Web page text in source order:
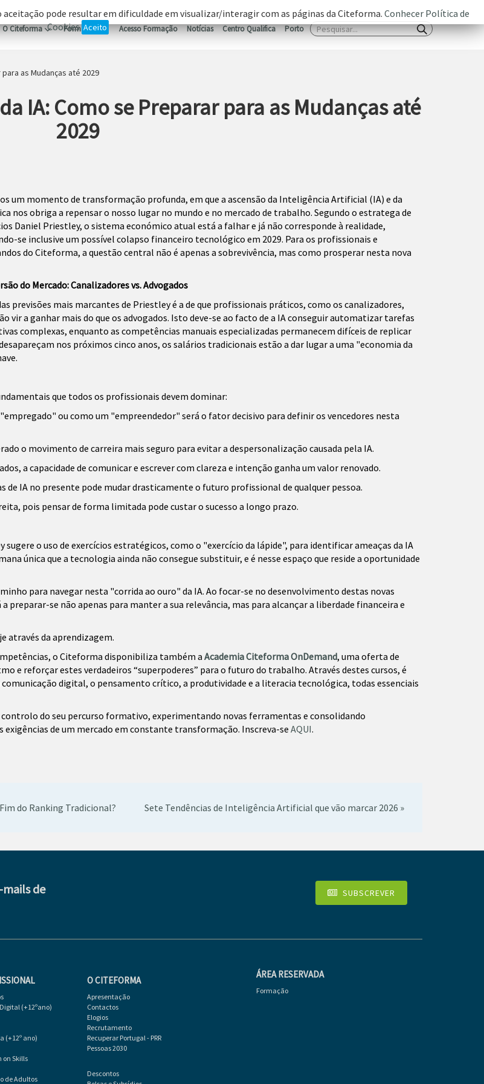
O Citeforma Formação Acesso Formação Notícias Centro Qualifica Porto
as Mudanças até 2029
IA: Como se Preparar para as Mudanças até
2029
um momento de transformação profunda, em que a ascensão da Inteligência Artificial (IA) e da
nos obriga a repensar o nosso lugar no mundo e no mercado de trabalho. Segundo o estratega de
Daniel Priestley, o sistema económico atual está a falhar e já não corresponde à realidade,
se inclusive um possível colapso financeiro tecnológico em 2029. Para os profissionais e
do Citeforma, a questão central não é apenas a sobrevivência, mas como prosperar nesta nova
do Mercado: Canalizadores vs. Advogados
previsões mais marcantes de Priestley é a de que profissionais práticos, como os canalizadores,
vir a ganhar mais do que os advogados. Isto deve-se ao facto de a IA conseguir automatizar tarefas
complexas, enquanto as competências manuais especializadas permanecem difíceis de replicar
nos próximos cinco anos, os salários tradicionais estão a dar lugar a uma "economia da
que todos os profissionais devem dominar:
ou como um "empreendedor" será o fator decisivo para definir os vencedores nesta
o movimento de carreira mais seguro para evitar a despersonalização causada pela IA.
a capacidade de comunicar e escrever com clareza e intenção ganha um valor renovado.
IA no presente pode mudar drasticamente o futuro profissional de qualquer pessoa.
pois pensar de forma limitada pode custar o sucesso a longo prazo.
o uso de exercícios estratégicos, como o "exercício da lápide", para identificar ameaças da IA
única que a tecnologia ainda não consegue substituir, e é nesse espaço que reside a oportunidade
para navegar nesta "corrida ao ouro" da IA. Ao focar-se no desenvolvimento destas novas
se não apenas para manter a sua relevância, mas para alcançar a liberdade financeira e
através da aprendizagem.
o Citeforma disponibiliza também a Academia Citeforma OnDemand, uma oferta de
e reforçar estes verdadeiros “superpoderes” para o futuro do trabalho. Através destes cursos, é
digital, o pensamento crítico, a produtividade e a literacia tecnológica, todas essenciais
do seu percurso formativo, experimentando novas ferramentas e consolidando
de um mercado em constante transformação. Inscreva-se AQUI.
do Ranking Tradicional? Sete Tendências de Inteligência Artificial que vão marcar 2026 »
mails de
SUBSCREVER
(+12ºano)
(+12º ano)
on Skills
de Adultos
O CITEFORMA
Apresentação
Contactos
Elogios
Recrutamento
Recuperar Portugal - PRR
Pessoas 2030
Descontos
ÁREA RESERVADA
Formação
pode resultar em dificuldade em visualizar/interagir com as páginas da Citeforma. Conhecer Política de
Cookies Aceito